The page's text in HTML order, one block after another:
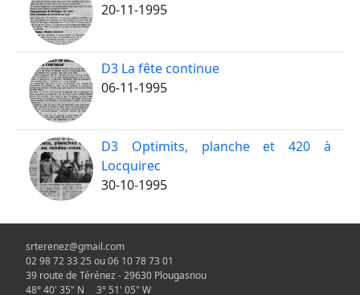
20-11-1995
D3 La fête continue
06-11-1995
D3 Optimits, planche et 420 à
Locquirec
30-10-1995
srterenez@gmail.com
02 98 72 33 25 ou 06 10 78 73 01
39 route de Térénez - 29630 Plougasnou
48° 40' 35" N 3° 51' 05" W